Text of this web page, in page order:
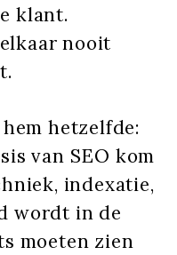
klant.
nooit
hetzelfde:
van SEO kom
indexatie,
wordt in de
moeten zien